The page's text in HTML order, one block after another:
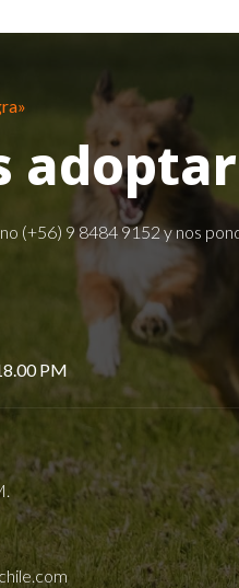
(+56) 9 8484 9152y nos
PM​